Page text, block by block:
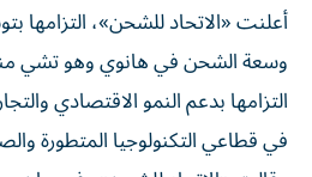
أعلنت «الاتحاد للشحن»، التزامها
وسعة الشحن في هانوي وهو تشي
التزامها بدعم النمو الاقتصادي
في قطاعي التكنولوجيا المتطورة